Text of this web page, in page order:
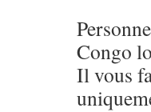
Congo
Il vous